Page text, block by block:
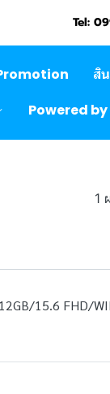
Tel:
สิ
Powered by
1
15.6 FHD/